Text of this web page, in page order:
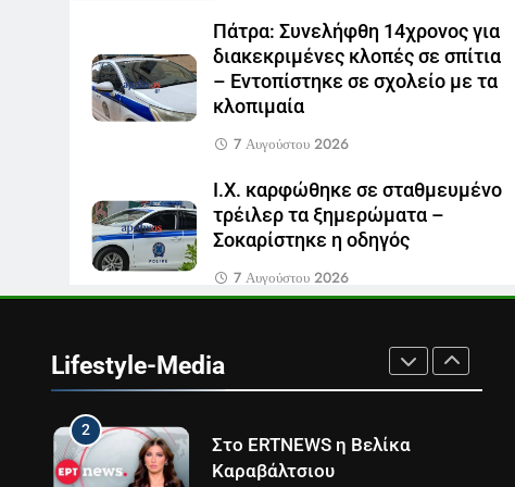
Πάτρα: Συνελήφθη 14χρονος για
διακεκριμένες κλοπές σε σπίτια
– Εντοπίστηκε σε σχολείο με τα
κλοπιμαία
7 Αυγούστου 2026
Ι.Χ. καρφώθηκε σε σταθμευμένο
τρέιλερ τα ξημερώματα –
Σοκαρίστηκε η οδηγός
7 Αυγούστου 2026
Lifestyle-Media
LIFESTYLE-MEDIA
Τέλος από τον ΑΝΤ1 ο
Καθημερινή και The New York
Times μαζί σε μια νέα
συνδρομητική πρόταση
LIFESTYLE-MEDIA
24
LIFESTYLE-MEDIA
2
Στο ERTNEWS η Βελίκα
Καραβάλτσιου